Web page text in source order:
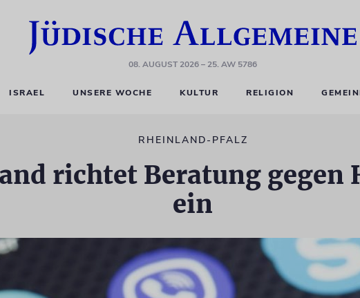
08. AUGUST 2026– 25. AW 5786
ISRAEL UNSERE WOCHE KULTUR RELIGION
RHEINLAND-PFALZ
richtet Beratung
ein